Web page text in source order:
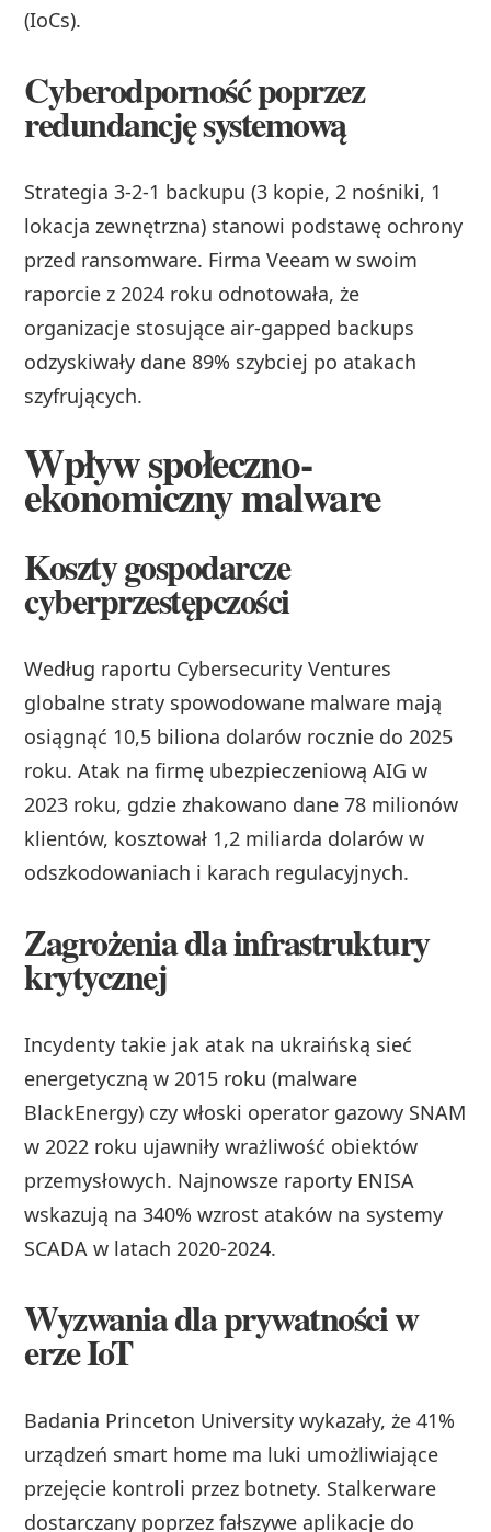
(IoCs).
Cyberodporność poprzez
redundancję systemową
Strategia 3-2-1 backupu (3 kopie, 2 nośniki, 1
lokacja zewnętrzna) stanowi podstawę ochrony
przed ransomware. Firma Veeam w swoim
raporcie z 2024 roku odnotowała, że
organizacje stosujące air-gapped backups
odzyskiwały dane 89% szybciej po atakach
szyfrujących.
Wpływ społeczno-
ekonomiczny malware
Koszty gospodarcze
cyberprzestępczości
Według raportu Cybersecurity Ventures
globalne straty spowodowane malware mają
osiągnąć 10,5 biliona dolarów rocznie do 2025
roku. Atak na firmę ubezpieczeniową AIG w
2023 roku, gdzie zhakowano dane 78 milionów
klientów, kosztował 1,2 miliarda dolarów w
odszkodowaniach i karach regulacyjnych.
Zagrożenia dla infrastruktury
krytycznej
Incydenty takie jak atak na ukraińską sieć
energetyczną w 2015 roku (malware
BlackEnergy) czy włoski operator gazowy SNAM
w 2022 roku ujawniły wrażliwość obiektów
przemysłowych. Najnowsze raporty ENISA
wskazują na 340% wzrost ataków na systemy
SCADA w latach 2020-2024.
Wyzwania dla prywatności w
erze IoT
Badania Princeton University wykazały, że 41%
urządzeń smart home ma luki umożliwiające
przejęcie kontroli przez botnety. Stalkerware
dostarczany poprzez fałszywe aplikacje do